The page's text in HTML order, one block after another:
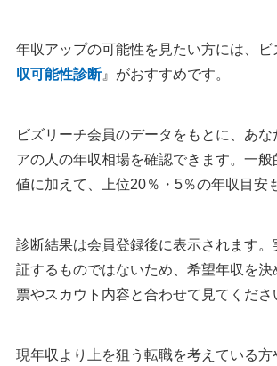
年収アップの可能性を見たい方には、ビ
収可能性診断』がおすすめです。
ビズリーチ会員のデータをもとに、あな
アの人の年収相場を確認できます。一般
値に加えて、上位20％・5％の年収目安
診断結果は会員登録後に表示されます。
証するものではないため、希望年収を決
票やスカウト内容と合わせて見てくださ
現年収より上を狙う転職を考えている方